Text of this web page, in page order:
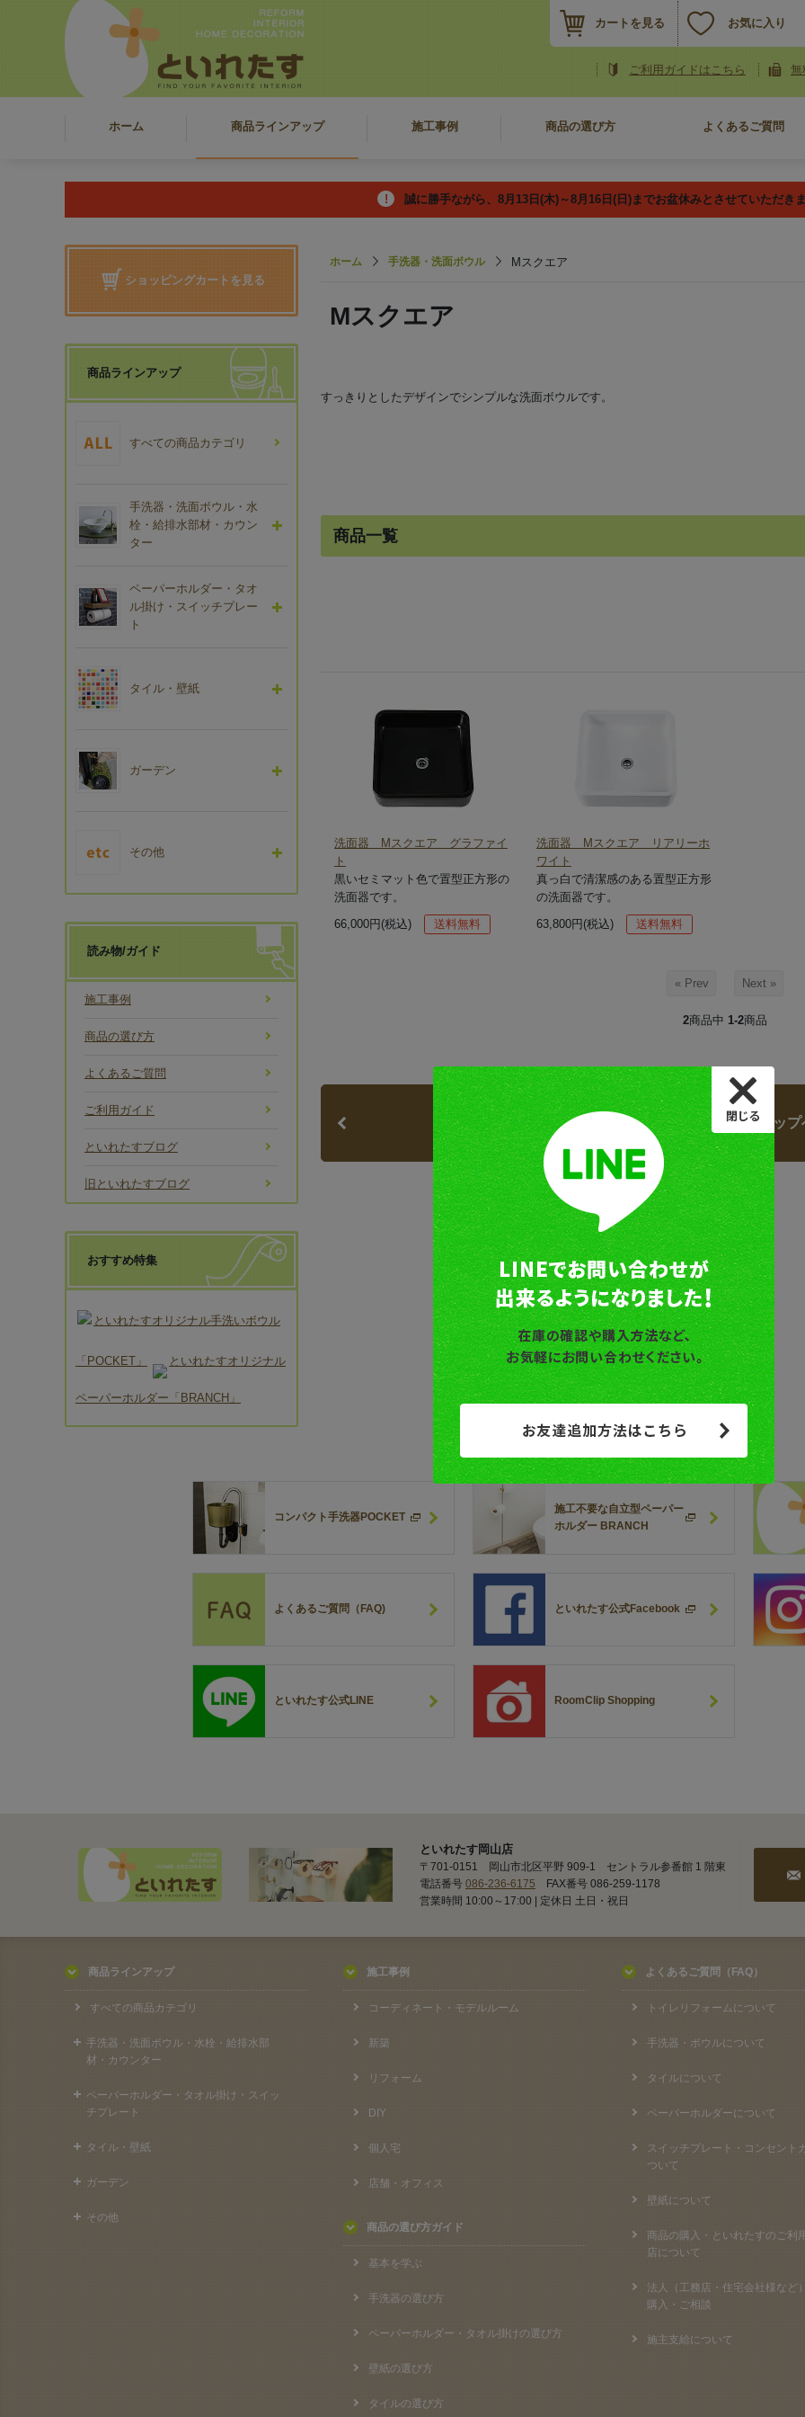
カートを見る お気に入り
ご利用ガイドはこちら 無
ホーム 商品ラインアップ 施工事例 商品の選び方 よくあるご質問
誠に勝手ながら、8月13日(木)～8月16日(日)までお盆休みとさせていただき
ホーム 手洗器・洗面ボウル Mスクエア
Mスクエア
すっきりとしたデザインでシンプルな洗面ボウルです。
商品一覧
洗面器 Mスクエア グラファイ
ト
黒いセミマット色で置型正方形の
洗面器です。
66,000円(税込)
送料無料
洗面器 Mスクエア リアリーホ
ワイト
真っ白で清潔感のある置型正方形
の洗面器です。
63,800円(税込)
送料無料
« Prev Next »
2商品中 1-2商品
手洗器・洗面ボウル トップ
ショッピングカートを見る
商品ラインアップ
すべての商品カテゴリ
手洗器・洗面ボウル・水
栓・給排水部材・カウン
ター
ペーパーホルダー・タオ
ル掛け・スイッチプレー
ト
タイル・壁紙
ガーデン
その他
読み物/ガイド
施工事例
商品の選び方
よくあるご質問
ご利用ガイド
といれたすブログ
旧といれたすブログ
おすすめ特集
といれたすオリジナル手洗いボウル
「POCKET」 といれたすオリジナル
ペーパーホルダー「BRANCH」
コンパクト手洗器POCKET
施工不要な自立型ペーパー
ホルダー BRANCH
よくあるご質問（FAQ) といれたす公式Facebook
といれたす公式LINE RoomClip Shopping
といれたす岡山店
〒701-0151 岡山市北区平野 909-1 セントラル参番館 1 階東
電話番号 086-236-6175 FAX番号 086-259-1178
営業時間 10:00～17:00 | 定休日 土日・祝日
商品ラインアップ
すべての商品カテゴリ
手洗器・洗面ボウル・水栓・給排水部
材・カウンター
ペーパーホルダー・タオル掛け・スイッ
チプレート
タイル・壁紙
ガーデン
その他
施工事例
コーディネート・モデルルーム
新築
リフォーム
DIY
個人宅
店舗・オフィス
商品の選び方ガイド
基本を学ぶ
手洗器の選び方
ペーパーホルダー・タオル掛けの選び方
壁紙の選び方
タイルの選び方
よくあるご質問（FAQ）
トイレリフォームについて
手洗器・ボウルについて
タイルについて
ペーパーホルダーについて
スイッチプレート・コンセント
ついて
壁紙について
商品の購入・といれたすのご利
店について
法人（工務店・住宅会社様など
購入・ご相談
施主支給について